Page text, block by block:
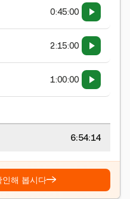
0:45:00
2:15:00
1:00:00
6:54:15
인해 봅시다→